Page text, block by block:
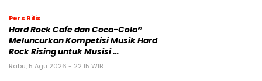
Pers Rilis
Hard Rock Cafe dan Coca-Cola®
Meluncurkan Kompetisi Musik Hard
Rock Rising untuk Musisi …
Rabu, 5 Agu 2026 - 22:15 WIB